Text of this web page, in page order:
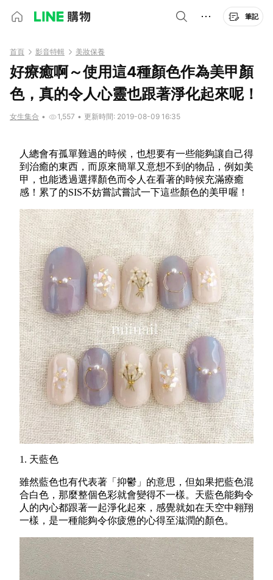
筆記
首頁 影音特輯 美妝保養
好療癒啊～使用這4種顏色作為美甲顏
色，真的令人心靈也跟著淨化起來呢！
女生集合 • 1,557 • 更新時間: 2019-08-09 16:35
人總會有孤單難過的時候，也想要有一些能夠讓自己得
到治癒的東西，而原來簡單又意想不到的物品，例如美
甲，也能透過選擇顏色而令人在看著的時候充滿療癒
感！累了的SIS不妨嘗試嘗試一下這些顏色的美甲喔！
1. 天藍色
雖然藍色也有代表著「抑鬱」的意思，但如果把藍色混
合白色，那麼整個色彩就會變得不一樣。天藍色能夠令
人的內心都跟著一起淨化起來，感覺就如在天空中翱翔
一樣，是一種能夠令你疲憊的心得至滋潤的顏色。